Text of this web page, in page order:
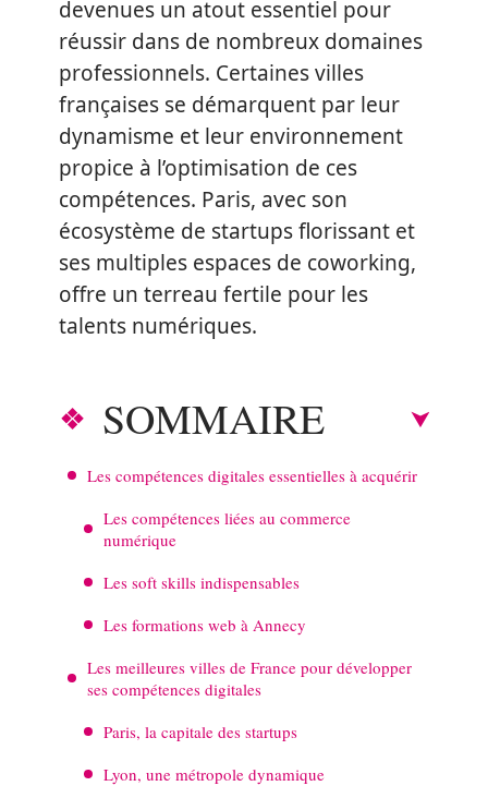
devenues un atout essentiel pour
réussir dans de nombreux domaines
professionnels. Certaines villes
françaises se démarquent par leur
dynamisme et leur environnement
propice à l’optimisation de ces
compétences. Paris, avec son
écosystème de startups florissant et
ses multiples espaces de coworking,
offre un terreau fertile pour les
talents numériques.
SOMMAIRE
Les compétences digitales essentielles à acquérir
Les compétences liées au commerce
numérique
Les soft skills indispensables
Les formations web à Annecy
Les meilleures villes de France pour développer
ses compétences digitales
Paris, la capitale des startups
Lyon, une métropole dynamique